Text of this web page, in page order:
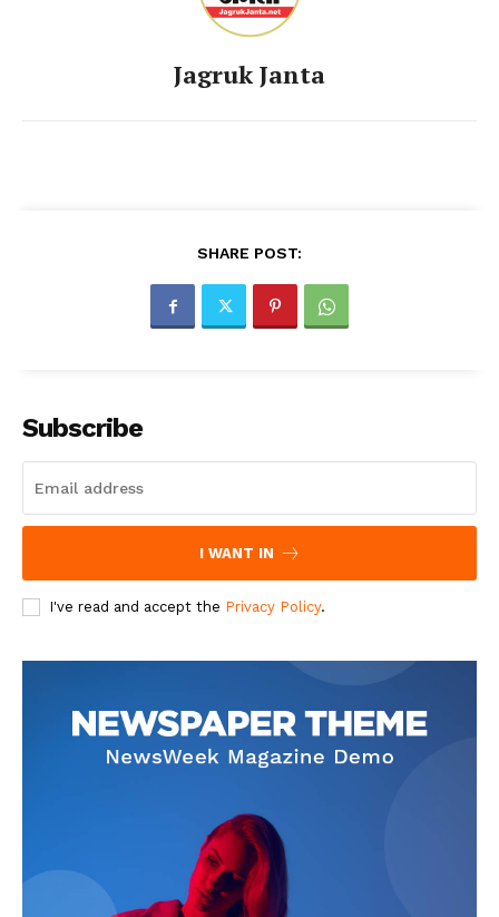
Jagruk Janta
SHARE POST:
Subscribe
I WANT IN
I've read and accept the Privacy Policy.